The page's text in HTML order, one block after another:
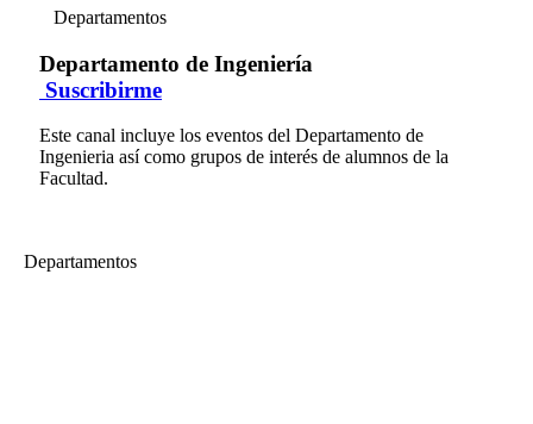
Departamentos
Departamento de Ingeniería
Suscribirme
Este canal incluye los eventos del Departamento de
Ingenieria así como grupos de interés de alumnos de la
Facultad.
Departamentos